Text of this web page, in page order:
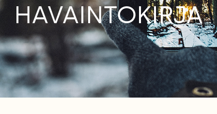
HAVAINTOKIRJA